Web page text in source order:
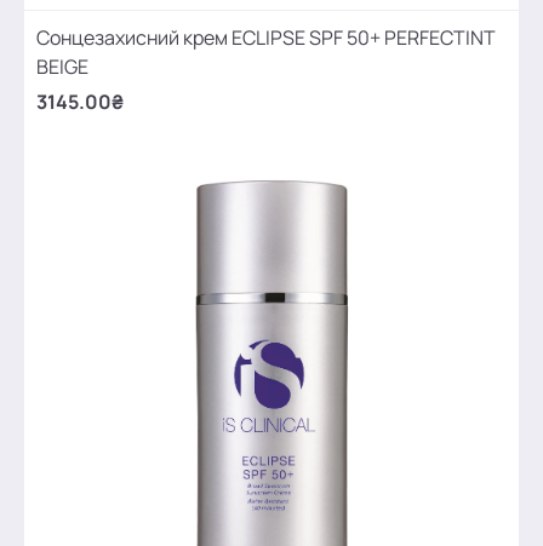
Сонцезахисний крем ECLIPSE SPF 50+ PERFECTINT
BEIGE
3145.00₴